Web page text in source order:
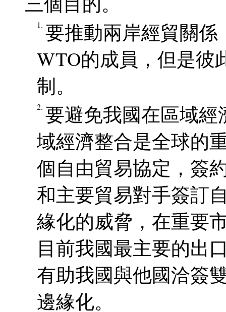
1. 要推動兩岸經貿關
WTO的成員，但是彼
制。
2. 要避免我國在區域
域經濟整合是全球的
個自由貿易協定，簽
和主要貿易對手簽訂
緣化的威脅，在重要
目前我國最主要的出
有助我國與他國洽簽
邊緣化。